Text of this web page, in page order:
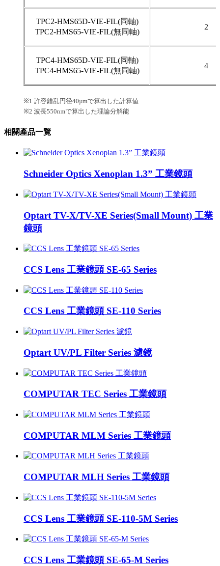
TPC2-HMS65D-VIE-FIL(同軸)
TPC2-HMS65-VIE-FIL(無同軸)
2
TPC4-HMS65D-VIE-FIL(同軸)
TPC4-HMS65-VIE-FIL(無同軸)
4
※1 許容錯乱円径40µmで算出した計算値
※2 波長550nmで算出した理論分解能
相關產品一覽
Schneider Optics Xenoplan 1.3” 工業鏡頭
Optart TV-X/TV-XE Series(Small Mount) 工業
鏡頭
CCS Lens 工業鏡頭 SE-65 Series
CCS Lens 工業鏡頭 SE-110 Series
Optart UV/PL Filter Series 濾鏡
COMPUTAR TEC Series 工業鏡頭
COMPUTAR MLM Series 工業鏡頭
COMPUTAR MLH Series 工業鏡頭
CCS Lens 工業鏡頭 SE-110-5M Series
CCS Lens 工業鏡頭 SE-65-M Series